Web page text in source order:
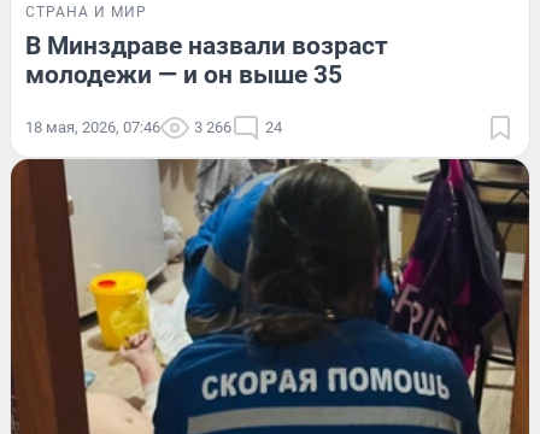
СТРАНА И МИР
В Минздраве назвали возраст
молодежи — и он выше 35
18 мая, 2026, 07:46 3 266 24